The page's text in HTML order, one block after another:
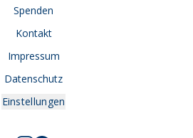
Spenden
Kontakt
Impressum
Datenschutz
Einstellungen